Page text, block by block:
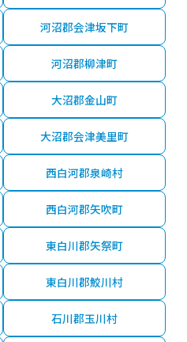
河沼郡会津坂下町
河沼郡柳津町
大沼郡金山町
大沼郡会津美里町
西白河郡泉崎村
西白河郡矢吹町
東白川郡矢祭町
東白川郡鮫川村
石川郡玉川村